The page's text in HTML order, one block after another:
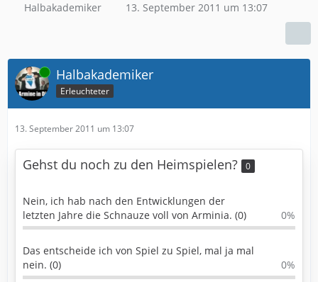
Halbakademiker 13. September 2011 um 13:07
Online Halbakademiker
Erleuchteter
13. September 2011 um 13:07
Gehst du noch zu den Heimspielen? 0
Nein, ich hab nach den Entwicklungen der
letzten Jahre die Schnauze voll von Arminia. (0)
0%
Das entscheide ich von Spiel zu Spiel, mal ja mal
nein. (0)
0%